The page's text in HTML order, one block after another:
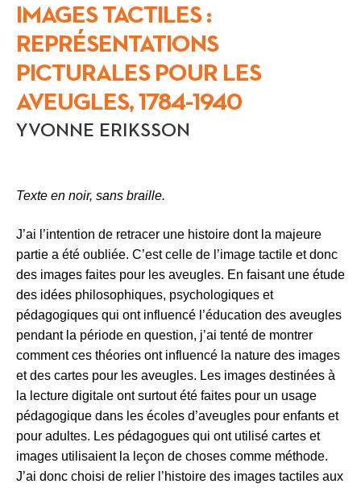
IMAGES TACTILES :
REPRÉSENTATIONS
PICTURALES POUR LES
AVEUGLES, 1784-1940
YVONNE ERIKSSON
Texte en noir, sans braille.
J’ai l’intention de retracer une histoire dont la majeure
partie a été oubliée. C’est celle de l’image tactile et donc
des images faites pour les aveugles. En faisant une étude
des idées philosophiques, psychologiques et
pédagogiques qui ont influencé l’éducation des aveugles
pendant la période en question, j’ai tenté de montrer
comment ces théories ont influencé la nature des images
et des cartes pour les aveugles. Les images destinées à
la lecture digitale ont surtout été faites pour un usage
pédagogique dans les écoles d’aveugles pour enfants et
pour adultes. Les pédagogues qui ont utilisé cartes et
images utilisaient la leçon de choses comme méthode.
J’ai donc choisi de relier l’histoire des images tactiles aux